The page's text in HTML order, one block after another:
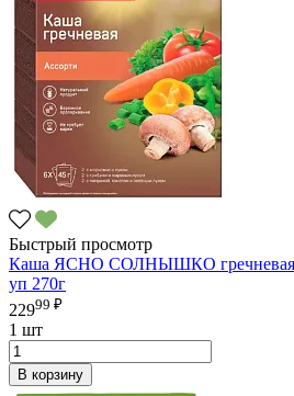
Быстрый просмотр
Каша ЯСНО СОЛНЫШКО гречневая
уп 270г
22999 ₽
1 шт
В корзину